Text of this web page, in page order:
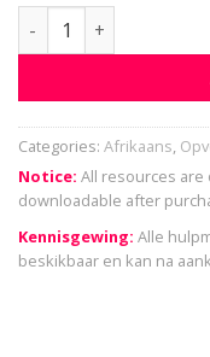
Wiskunde plakkate
Categories: Afrikaans,
Notice: All resources are
downloadable after
Kennisgewing: Alle
beskikbaar en kan na